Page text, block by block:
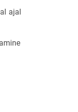
ajal